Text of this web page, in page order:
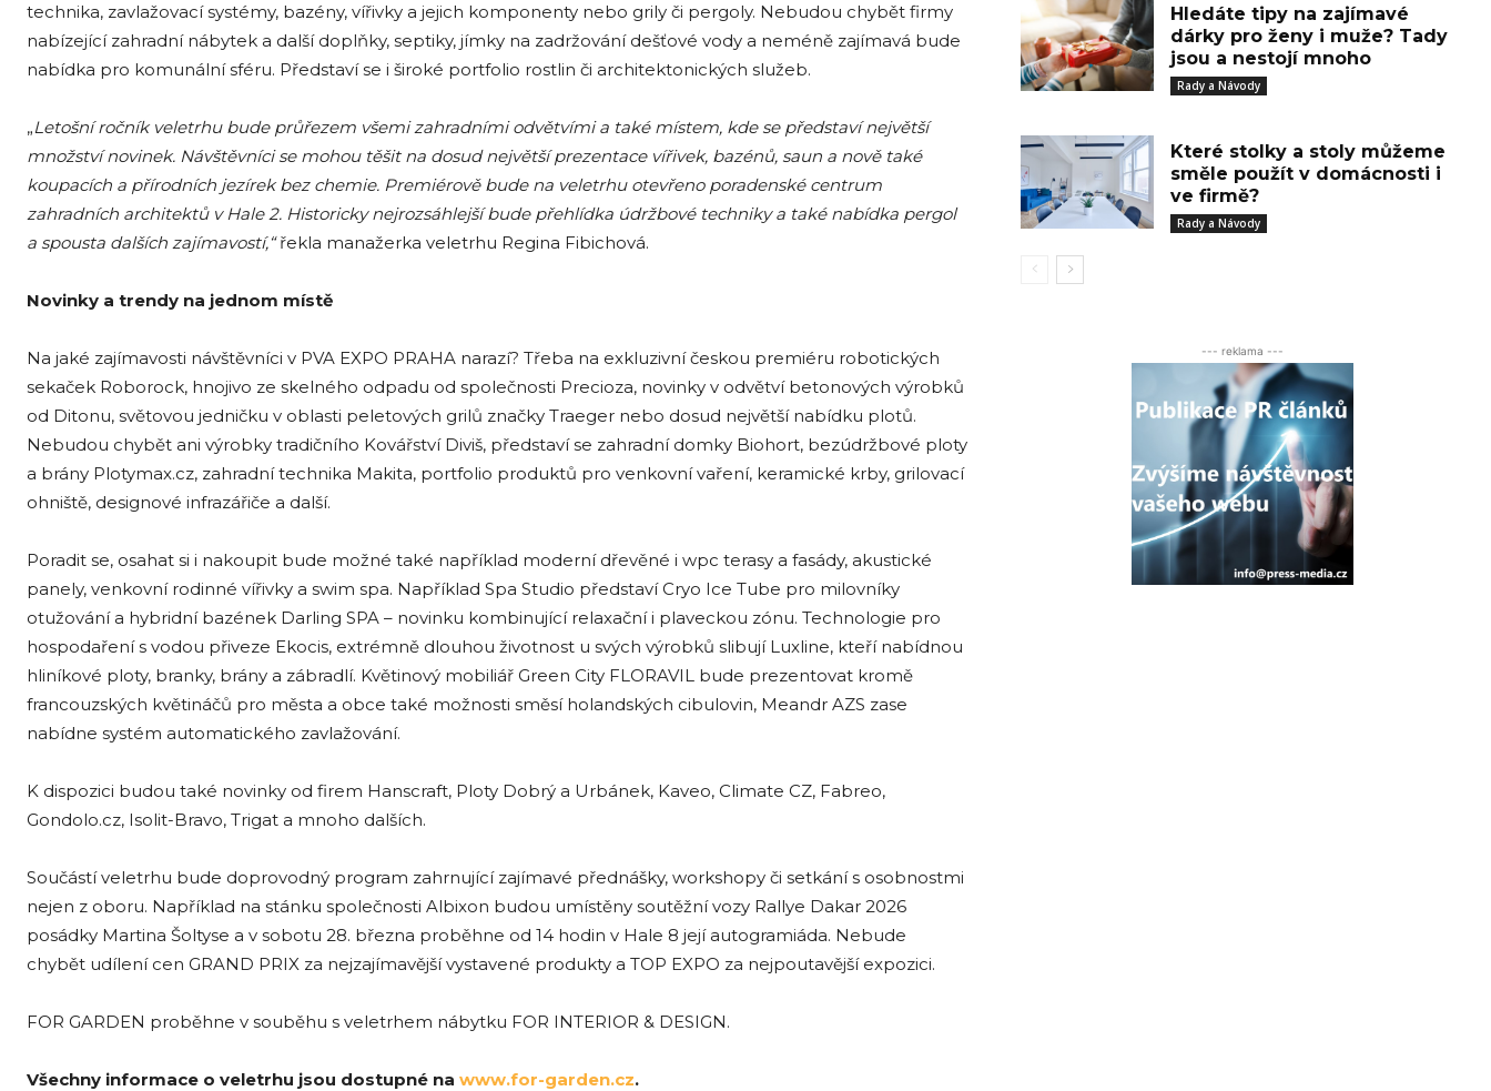
technika, zavlažovací systémy, bazény, vířivky a jejich komponenty nebo grily či pergoly. Nebudou chybět firmy
nabízející zahradní nábytek a další doplňky, septiky, jímky na zadržování dešťové vody a neméně zajímavá bude
nabídka pro komunální sféru. Představí se i široké portfolio rostlin či architektonických služeb.
„Letošní ročník veletrhu bude průřezem všemi zahradními odvětvími a také místem, kde se představí největší
množství novinek. Návštěvníci se mohou těšit na dosud největší prezentace vířivek, bazénů, saun a nově také
koupacích a přírodních jezírek bez chemie. Premiérově bude na veletrhu otevřeno poradenské centrum
zahradních architektů v Hale 2. Historicky nejrozsáhlejší bude přehlídka údržbové techniky a také nabídka pergol
a spousta dalších zajímavostí,“řekla manažerka veletrhu Regina Fibichová.
Novinky a trendy na jednom místě
Na jaké zajímavosti návštěvníci v PVA EXPO PRAHA narazí? Třeba na exkluzivní českou premiéru robotických
sekaček Roborock, hnojivo ze skelného odpadu od společnosti Precioza, novinky v odvětví betonových výrobků
od Ditonu, světovou jedničku v oblasti peletových grilů značky Traeger nebo dosud největší nabídku plotů.
Nebudou chybět ani výrobky tradičního Kovářství Diviš, představí se zahradní domky Biohort, bezúdržbové ploty
a brány Plotymax.cz, zahradní technika Makita, portfolio produktů pro venkovní vaření, keramické krby, grilovací
ohniště, designové infrazářiče a další.
Poradit se, osahat si i nakoupit bude možné také například moderní dřevěné i wpc terasy a fasády, akustické
panely, venkovní rodinné vířivky a swim spa. Například Spa Studio představí Cryo Ice Tube pro milovníky
otužování a hybridní bazének Darling SPA – novinku kombinující relaxační i plaveckou zónu. Technologie pro
hospodaření s vodou přiveze Ekocis, extrémně dlouhou životnost u svých výrobků slibují Luxline, kteří nabídnou
hliníkové ploty, branky, brány a zábradlí. Květinový mobiliář Green City FLORAVIL bude prezentovat kromě
francouzských květináčů pro města a obce také možnosti směsí holandských cibulovin, Meandr AZS zase
nabídne systém automatického zavlažování.
K dispozici budou také novinky od firem Hanscraft, Ploty Dobrý a Urbánek, Kaveo, Climate CZ, Fabreo,
Gondolo.cz, Isolit-Bravo, Trigat a mnoho dalších.
Součástí veletrhu bude doprovodný program zahrnující zajímavé přednášky, workshopy či setkání s osobnostmi
nejen z oboru. Například na stánku společnosti Albixon budou umístěny soutěžní vozy Rallye Dakar 2026
posádky Martina Šoltyse a v sobotu 28. března proběhne od 14 hodin v Hale 8 její autogramiáda. Nebude
chybět udílení cen GRAND PRIX za nejzajímavější vystavené produkty a TOP EXPO za nejpoutavější expozici.
FOR GARDEN proběhne v souběhu s veletrhem nábytku FOR INTERIOR & DESIGN.
Všechny informace o veletrhu jsou dostupné na www.for-garden.cz.
Hledáte tipy na zajímavé
dárky pro ženy i muže? Tady
jsou a nestojí mnoho
Rady a Návody
Které stolky a stoly můžeme
směle použít v domácnosti i
ve firmě?
Rady a Návody
--- reklama ---